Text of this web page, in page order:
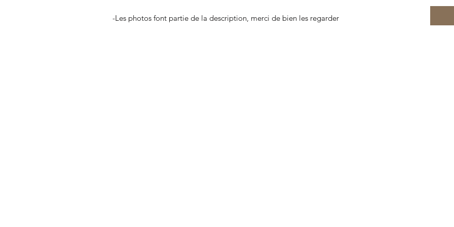
-Les photos font partie de la description, merci de bien les regarder